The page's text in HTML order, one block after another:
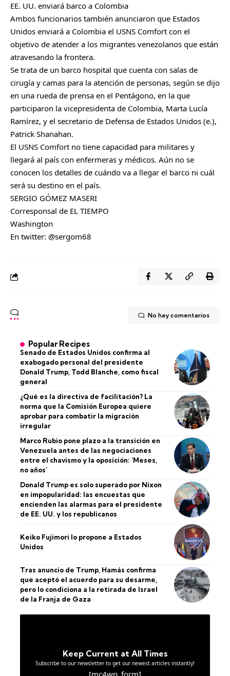
EE. UU. enviará barco a Colombia
Ambos funcionarios también anunciaron que Estados
Unidos enviará a Colombia el USNS Comfort con el
objetivo de atender a los migrantes venezolanos que están
atravesando la frontera.
Se trata de un barco hospital que cuenta con salas de
cirugía y camas para la atención de personas, según se dijo
en una rueda de prensa en el Pentágono, en la que
participaron la vicepresidenta de Colombia, Marta Lucía
Ramírez, y el secretario de Defensa de Estados Unidos (e.),
Patrick Shanahan.
El USNS Comfort no tiene capacidad para militares y
llegará al país con enfermeras y médicos. Aún no se
conocen los detalles de cuándo va a llegar el barco ni cuál
será su destino en el país.
SERGIO GÓMEZ MASERI
Corresponsal de EL TIEMPO
Washington
En twitter: @sergom68
No hay comentarios
Popular Recipes
Senado de Estados Unidos confirma al
exabogado personal del presidente
Donald Trump, Todd Blanche, como fiscal
general
¿Qué es la directiva de facilitación? La
norma que la Comisión Europea quiere
aprobar para combatir la migración
irregular
Marco Rubio pone plazo a la transición en
Venezuela antes de las negociaciones
entre el chavismo y la oposición: ‘Meses,
no años’
Donald Trump es solo superado por Nixon
en impopularidad: las encuestas que
encienden las alarmas para el presidente
de EE. UU. y los republicanos
Keiko Fujimori lo propone a Estados
Unidos
Tras anuncio de Trump, Hamás confirma
que aceptó el acuerdo para su desarme,
pero lo condiciona a la retirada de Israel
de la Franja de Gaza
Keep Current at All Times
Subscribe to our newsletter to get our newest articles instantly!
[mc4wp_form]